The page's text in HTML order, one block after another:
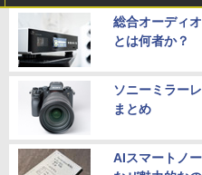
総合オーディ
とは何者か？
ソニーミラー
まとめ
AIスマートノ